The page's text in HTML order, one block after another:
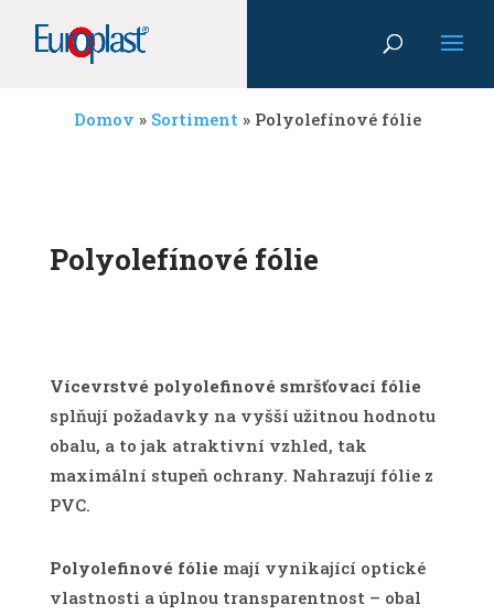
Domov » Sortiment» Polyolefínové fólie
Polyolefínové fólie
Vícevrstvé polyolefinové smršťovací fólie
splňují požadavky na vyšší užitnou hodnotu
obalu, a to jak atraktivní vzhled, tak
maximální stupeň ochrany. Nahrazují fólie z
PVC.
Polyolefinové fólie mají vynikající optické
vlastnosti a úplnou transparentnost – obal